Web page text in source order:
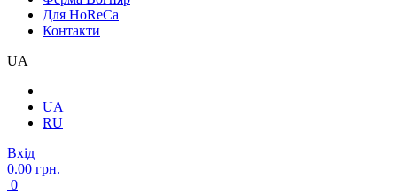
Для HoReCa
Контакти
UA
UA
RU
Вхід
0.00 грн.
0